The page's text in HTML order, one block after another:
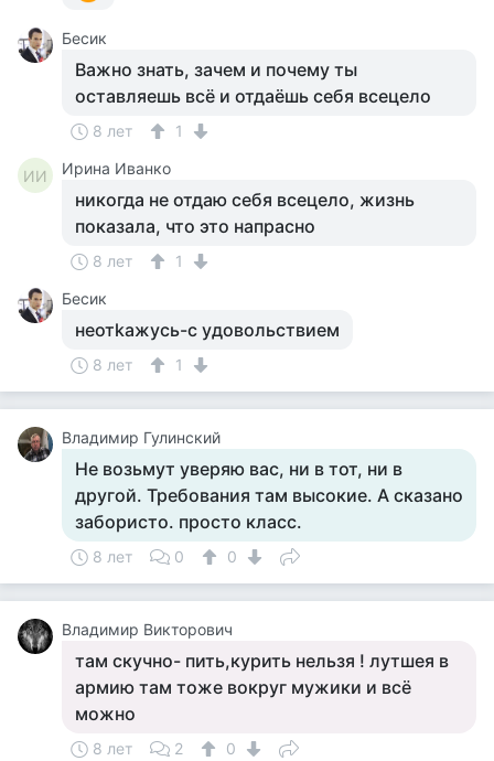
Бесик
Важно знать, зачем и почему ты
оставляешь всё и отдаёшь себя всецело
8 лет 1
ИИ Ирина Иванко
никогда не отдаю себя всецело, жизнь
показала, что это напрасно
8 лет
1
Бесик
неотkажyсь-с yдовольствием
8 лет 1
Владимир Гулинский
Не возьмут уверяю вас, ни в тот, ни в
другой. Требования там высокие. А сказано
забористо. просто класс.
8 лет 0 0
Владимир Викторович
там скучно- пить,курить нельзя ! лутшея в
армию там тоже вокруг мужики и всё
можно
8 лет 2 0